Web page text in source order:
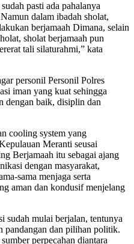
pasti ada pahalanya
dalam ibadah sholat,
berjamaah Dimana, selain
sholat berjamaah pun
tali silaturahmi,” kata
personil Personil Polres
iman yang kuat sehingga
dengan baik, disiplin dan
cooling system yang
Meranti seusai
Berjamaah itu sebagai ajang
dengan masyarakat,
sama menjaga serta
aman dan kondusif menjelang
sudah mulai berjalan, tentunya
pandangan dan pilihan politik.
perpecahan diantara